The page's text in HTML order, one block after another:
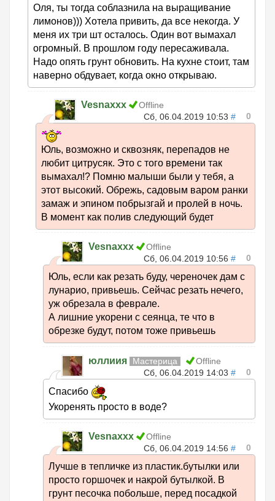
Оля, ты тогда соблазнила на выращивание
лимонов))) Хотела привить, да все некогда. У
меня их три шт осталось. Один вот вымахал
огромный. В прошлом году пересаживала.
Надо опять грунт обновить. На кухне стоит, там
наверно обдувает, когда окно открываю.
Vesnaxxx
Offline
Сб, 06.04.2019 10:53 # 0
Юль, возможно и сквозняк, перепадов не
любит цитрусяк. Это с того времени так
вымахал!? Помню малыши были у тебя, а
этот высокий. Обрежь, садовым варом ранки
замаж и эпином побрызгай и пролей в ночь.
В момент как полив следующий будет
Vesnaxxx
Offline
Сб, 06.04.2019 10:56 # 0
Юль, если как резать буду, череночек дам с
лунарио, привьешь. Сейчас резать нечего,
уж обрезала в феврале.
А лишние укорени с сеянца, те что в
обрезке будут, потом тоже привьешь
юллиия Мастерица
Offline
Сб, 06.04.2019 14:03 # 0
Спасибо
Укоренять просто в воде?
Vesnaxxx
Offline
Сб, 06.04.2019 14:56 # 0
Лучше в тепличке из пластик.бутылки или
просто горшочек и накрой бутылкой. В
грунт песочка побольше, перед посадкой